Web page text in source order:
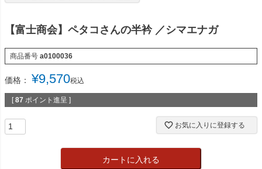
【富士商会】ペタコさんの半衿 ／シマエナガ
商品番号 a0100036
価格： ¥9,570税込
[ 87 ポイント進呈 ]
お気に入りに登録する
カートに入れる